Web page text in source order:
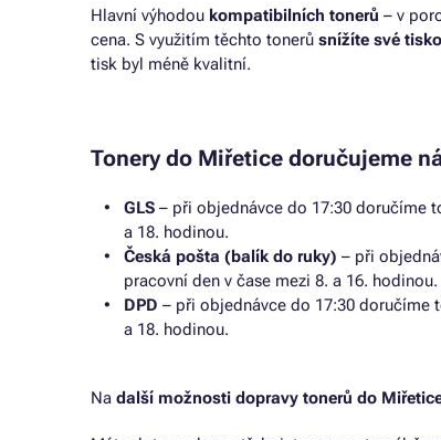
Hlavní výhodou kompatibilních tonerů – v
cena. S využitím těchto tonerů snížíte své
tisk byl méně kvalitní.
Tonery do Miřetice doručujeme
GLS – při objednávce do 17:30 doručíme
a 18. hodinou.
Česká pošta (balík do ruky) – při
pracovní den v čase mezi 8. a 16. hodinou.
DPD – při objednávce do 17:30 doručíme
a 18. hodinou.
Na další možnosti dopravy tonerů do